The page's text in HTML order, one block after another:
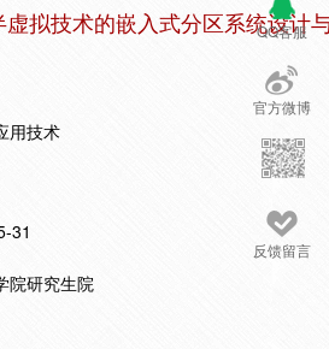
QQ客服
官方微博
反馈留言
虚拟技术的嵌入式分区系统设计
用技术
31
院研究生院